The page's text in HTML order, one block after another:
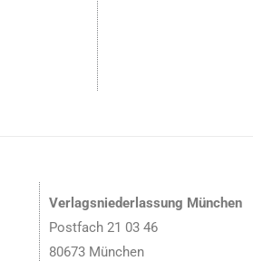
Verlagsniederlassung München
Postfach 21 03 46
80673 München